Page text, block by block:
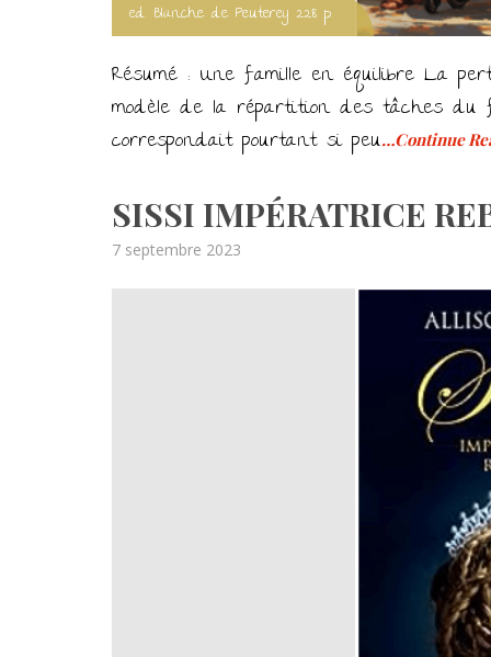
ed. Blanche de Peuterey 228 p.
Résumé : Une famille en équilibre La
modèle de la répartition des tâches
correspondait pourtant si peu…Continue
SISSI IMPÉRATRICE
Posted
7 septembre 2023